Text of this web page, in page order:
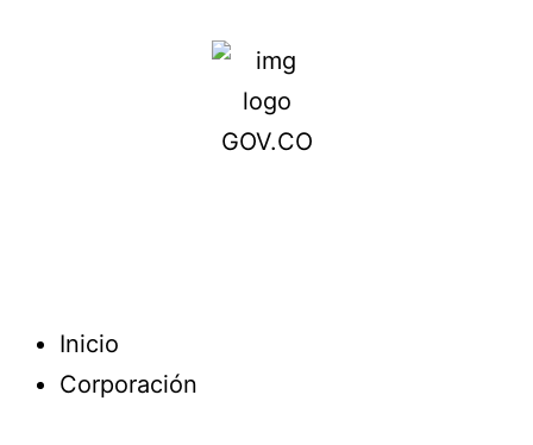
Inicio
Corporación